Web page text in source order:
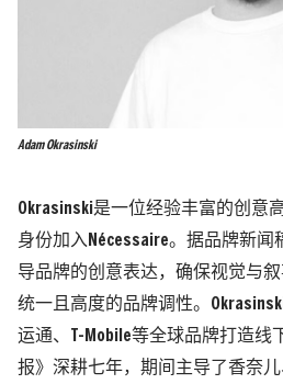
Adam Okrasinski
Okrasinski是一位经验丰富的创意
身份加入Nécessaire。据品牌新
导品牌的创意表达，确保视觉与
统一且高度的品牌调性。
运通、T-Mobile等全球品牌打造线
报》深耕七年，期间主导了香奈